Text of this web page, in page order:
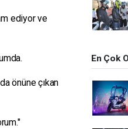
ediyor ve
önüne çıkan
En Çok